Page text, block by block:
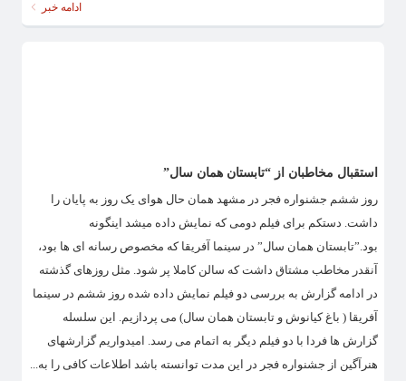
ادامه خبر
استقبال مخاطبان از “تابستان همان سال”
روز ششم جشنواره فجر در مشهد همان حال هوای یک روز به پایان را
داشت. دستکم برای فیلم دومی که نمایش داده میشد اینگونه
بود.”تابستان همان سال” در سینما آفریقا که مخصوص رسانه ای ها بود،
آنقدر مخاطب مشتاق داشت که سالن کاملا پر شود. مثل روزهای گذشته
در ادامه گزارش به بررسی دو فیلم نمایش داده شده روز ششم در سینما
آفریقا ( باغ کیانوش و تابستان همان سال) می پردازیم. این سلسله
گزارش ها فردا با دو فیلم دیگر به اتمام می رسد. امیدواریم گزارشهای
هنرآگین از جشنواره فجر در این مدت توانسته باشد اطلاعات کافی را به...